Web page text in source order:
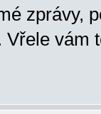
zprávy,
vám